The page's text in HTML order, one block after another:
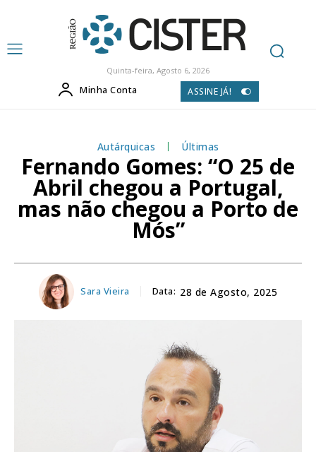
Quinta-feira, Agosto 6, 2026
Minha Conta ASSINE JÁ!
Autárquicas Últimas
Fernando Gomes: “O 25 de
Abril chegou a Portugal,
mas não chegou a Porto de
Mós”
Sara Vieira Data: 28 de Agosto, 2025